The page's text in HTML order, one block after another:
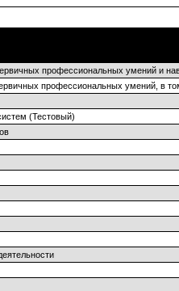
профессиональных умений и
профессиональных умений, в
(Тестовый)